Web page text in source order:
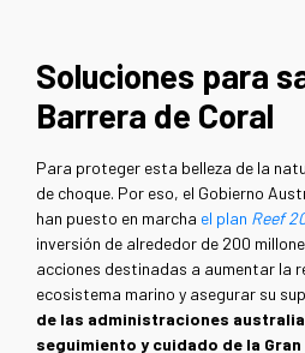
Soluciones para
Barrera de Coral
Para proteger esta belleza de la
de choque. Por eso, el Gobierno
han puesto en marcha el plan Reef
inversión de alrededor de 200
acciones destinadas a aumentar la
ecosistema marino y asegurar su
de las administraciones
seguimiento y cuidado de la